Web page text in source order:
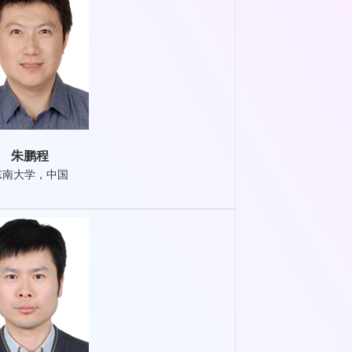
朱鹏程
大学，中国